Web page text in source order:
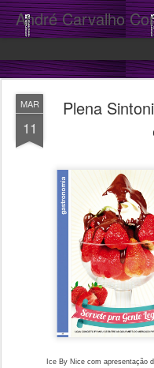
André Carvalho
MAR
11
Plena
Ice By Nice com apresentação